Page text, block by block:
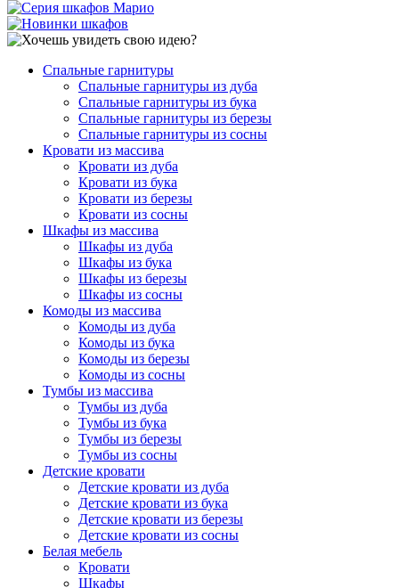
Спальные гарнитуры
Спальные гарнитуры из дуба
Спальные гарнитуры из бука
Спальные гарнитуры из березы
Спальные гарнитуры из сосны
Кровати из массива
Кровати из дуба
Кровати из бука
Кровати из березы
Кровати из сосны
Шкафы из массива
Шкафы из дуба
Шкафы из бука
Шкафы из березы
Шкафы из сосны
Комоды из массива
Комоды из дуба
Комоды из бука
Комоды из березы
Комоды из сосны
Тумбы из массива
Тумбы из дуба
Тумбы из бука
Тумбы из березы
Тумбы из сосны
Детские кровати
Детские кровати из дуба
Детские кровати из бука
Детские кровати из березы
Детские кровати из сосны
Белая мебель
Кровати
Шкафы